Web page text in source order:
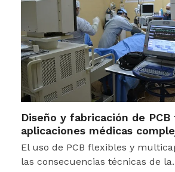
Diseño y fabricación de
aplicaciones médicas
El uso de PCB flexibles y
las consecuencias técnicas de